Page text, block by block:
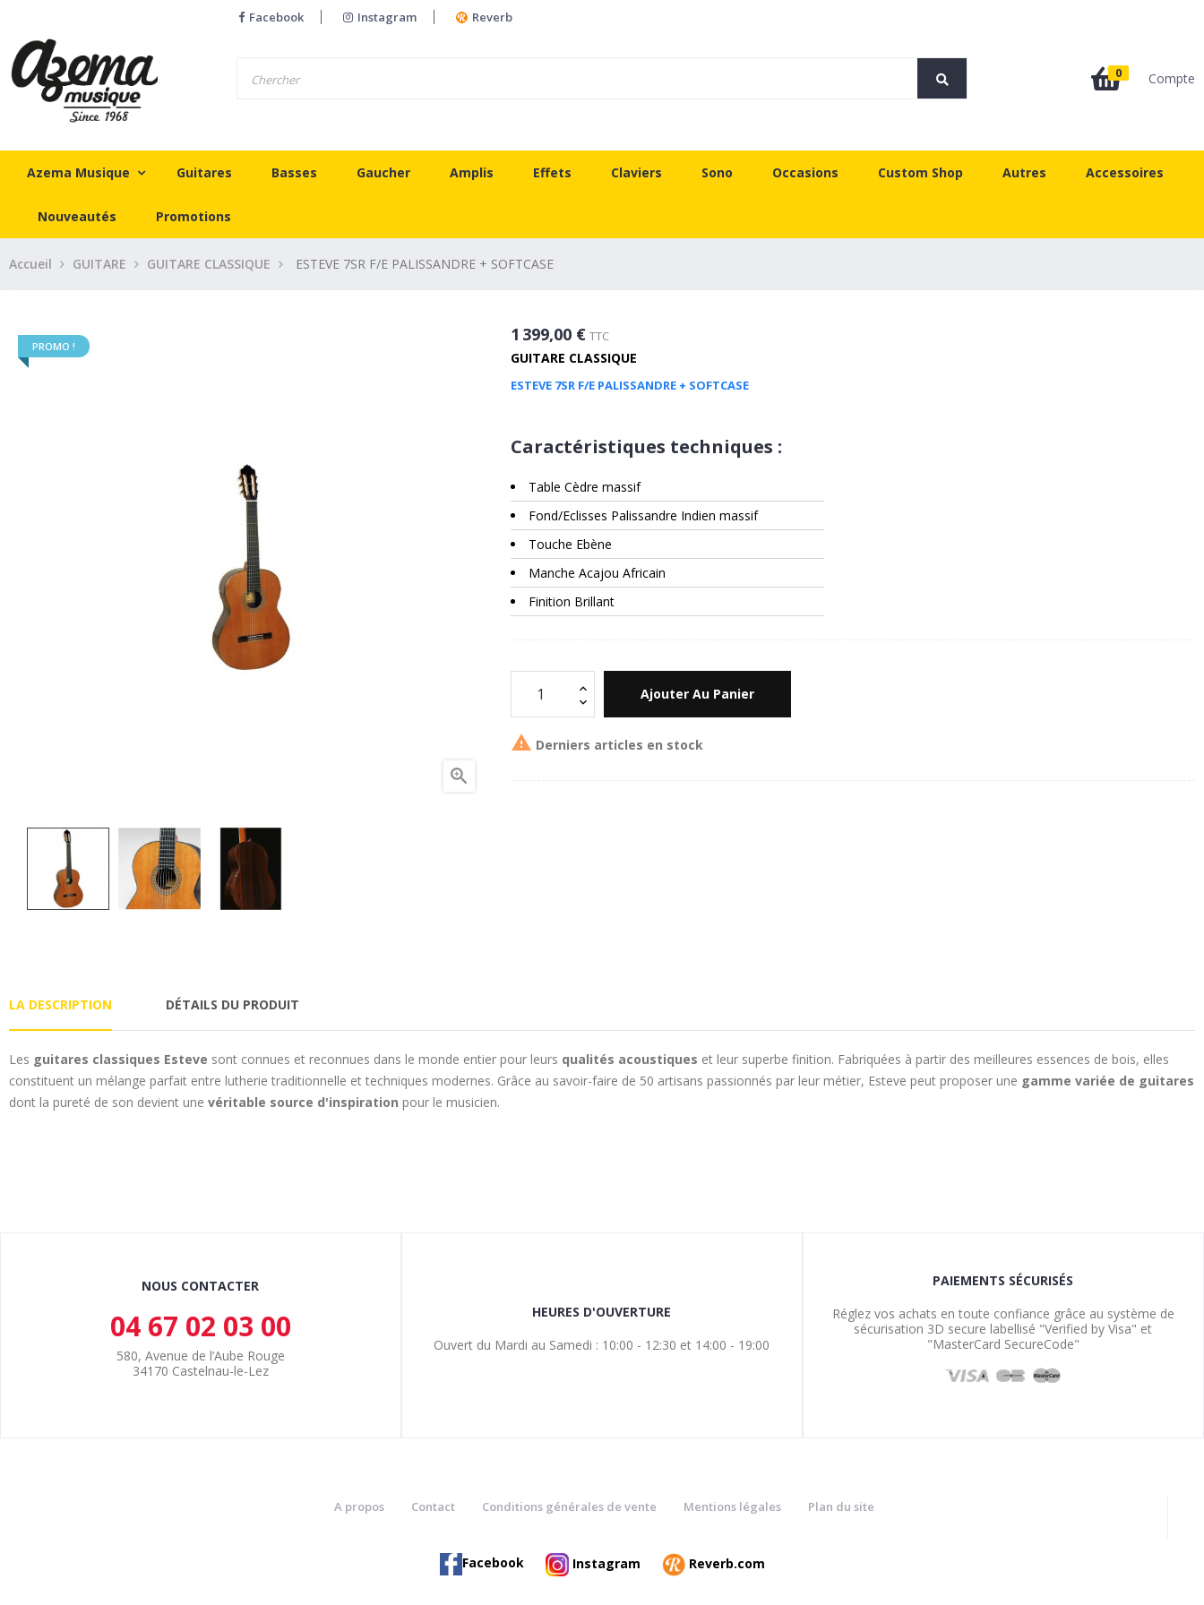
Facebook Instagram Reverb
0 Compte
Azema Musique Guitares Basses Gaucher Amplis Effets Claviers Sono Occasions Custom Shop Autres Accessoires
Nouveautés Promotions
Accueil GUITARE GUITARE CLASSIQUE ESTEVE 7SR F/E PALISSANDRE + SOFTCASE
PROMO !

1 399,00 € TTC
GUITARE CLASSIQUE
ESTEVE 7SR F/E PALISSANDRE + SOFTCASE
Caractéristiques techniques :
Table Cèdre massif
Fond/Eclisses Palissandre Indien massif
Touche Ebène
Manche Acajou Africain
Finition Brillant
Ajouter Au Panier
 Derniers articles en stock
LA DESCRIPTION DÉTAILS DU PRODUIT
Les guitares classiques Esteve sont connues et reconnues dans le monde entier pour leurs qualités acoustiques et leur superbe finition. Fabriquées à partir des meilleures essences de bois, elles
constituent un mélange parfait entre lutherie traditionnelle et techniques modernes. Grâce au savoir-faire de 50 artisans passionnés par leur métier, Esteve peut proposer une gamme variée de guitares
dont la pureté de son devient une véritable source d'inspiration pour le musicien.
NOUS CONTACTER
04 67 02 03 00
580, Avenue de l’Aube Rouge
34170 Castelnau-le-Lez
HEURES D'OUVERTURE
Ouvert du Mardi au Samedi : 10:00 - 12:30 et 14:00 - 19:00
PAIEMENTS SÉCURISÉS
Réglez vos achats en toute confiance grâce au système de
sécurisation 3D secure labellisé "Verified by Visa" et
"MasterCard SecureCode"
A propos Contact Conditions générales de vente Mentions légales Plan du site
Facebook Instagram Reverb.com